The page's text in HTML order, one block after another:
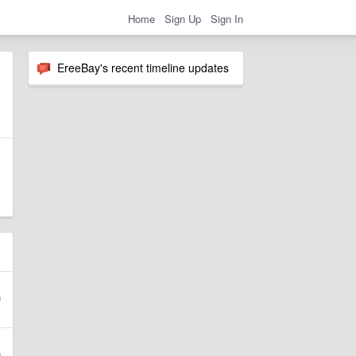
Home Sign Up Sign In
EreeBay's recent timeline updates